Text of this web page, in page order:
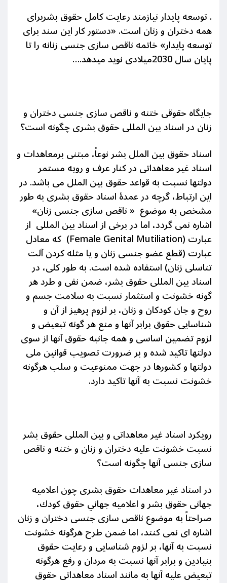
.توسعه پایدار نیازمند رعایت کامل حقوق بشربرای
همه دختران و زنان است. «دستور کار این سند برای
توسعه پایدار» خاتمه ناقص سازی جنسی زنانه را تا
پایان سال 2030میلادی نوید میدهد.…
جایگاه حقوقی ختنه و ناقص سازی جنسی دختران و
زنان در اسناد بین المللی حقوق بشری چگونه است؟
اسناد حقوق بین الملل بشر نوعاً، مبتنی برمعاهدات و
اسناد غیر معاهداتی در کنار عرف و رویه مستمر
دولتها نسبت به قواعد حقوق بین الملل می باشد. در
این ارتباط، گرچه در عمدۀ اسناد حقوق بشری به طور
مشخص به موضوع « ناقص سازی جنسی زنان»
اشاره نمی گردد، اما در برخی از اسناد بین المللی از
عبارت (Female Genital Mutiliation) که معادل
عبارت (قطع عضو جنسی زنان و یا مثله کردن آلت
تناسلی زنان) استفاده شده است. به طور کلی، در
اسناد بین المللی حقوق بشر، ضمن نفی و طرد هر
گونه خشونت و استثمار نسبت به سلامت جسم و
روح و جان کودکان و زنان، بر لزوم پرهیز از آن و
شناسایی حقوق برابر آنها و منع هر گونه تبعیض و
لزوم تضمین اساسی و همه جانبه حقوق آنها از سوی
دولتها تاکید شده و بر ضرورت تصویب قوانین ملی
دولتها و کشورها در جهت ممنوعیت و سلب هرگونه
خشونت نسبت به آنها تاکید دارد.
رویکرد اسناد غیر معاهداتی و بین المللی حقوق بشر
نسبت خشونت علیه دختران و زنان و ختنه و ناقص
سازی جنسی آنها چگونه است؟
در اسناد غیر معاهدات حقوق بشری چون اعلامیه
جهانی حقوق بشر و اعلاميه‌ جهاني‌ حقوق‌ كودك‌،
صراحتاً به موضوع ناقص سازی جنسی دختران و زنان
اشاره ای نمی کنند، اما ضمن طرح هرگونه خشونت
نسبت به آنها، بر لزوم شناسایی و رعایت حقوق
بنیادین و برابر آنها نسبت به مردان و رفع هرگونه
تبعیض علیه آنها به مانند اسناد معاهداتی حقوق